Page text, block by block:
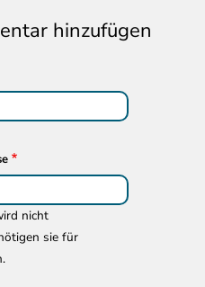
hinzufügen
nicht
sie für